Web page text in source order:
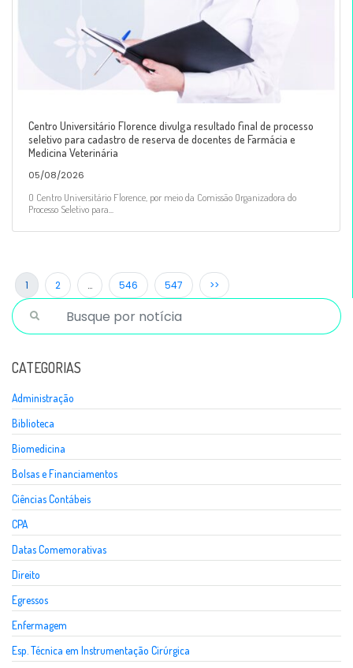
Centro Universitário Florence divulga resultado final de processo
seletivo para cadastro de reserva de docentes de Farmácia e
Medicina Veterinária
05/08/2026
O Centro Universitário Florence, por meio da Comissão Organizadora do
Processo Seletivo para...
1 2 … 546 547 >>
CATEGORIAS
Administração
Biblioteca
Biomedicina
Bolsas e Financiamentos
Ciências Contábeis
CPA
Datas Comemorativas
Direito
Egressos
Enfermagem
Esp. Técnica em Instrumentação Cirúrgica